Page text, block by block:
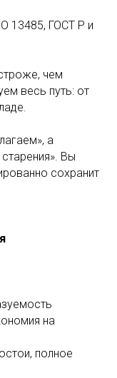
13485, ГОСТ Р и
чем
весь путь: от
а
Вы
сохранит
на
полное